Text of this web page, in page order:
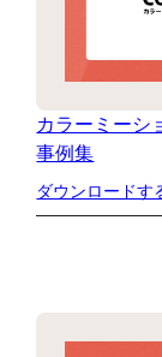
カラーミーシ
事例集
ダウンロードす